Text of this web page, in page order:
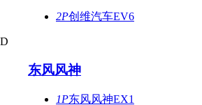
2P创维汽车EV6
D
东风风神
1P东风风神EX1